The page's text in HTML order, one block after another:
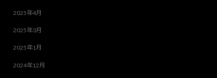
2025年4月
2025年3月
2025年1月
2024年12月